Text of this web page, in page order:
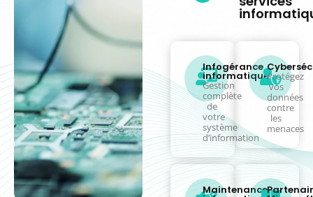
Nos
services
Infogérance
informatique
Gestion
complète
de
votre
d’information
Protégez
vos
données
contre
les
menaces